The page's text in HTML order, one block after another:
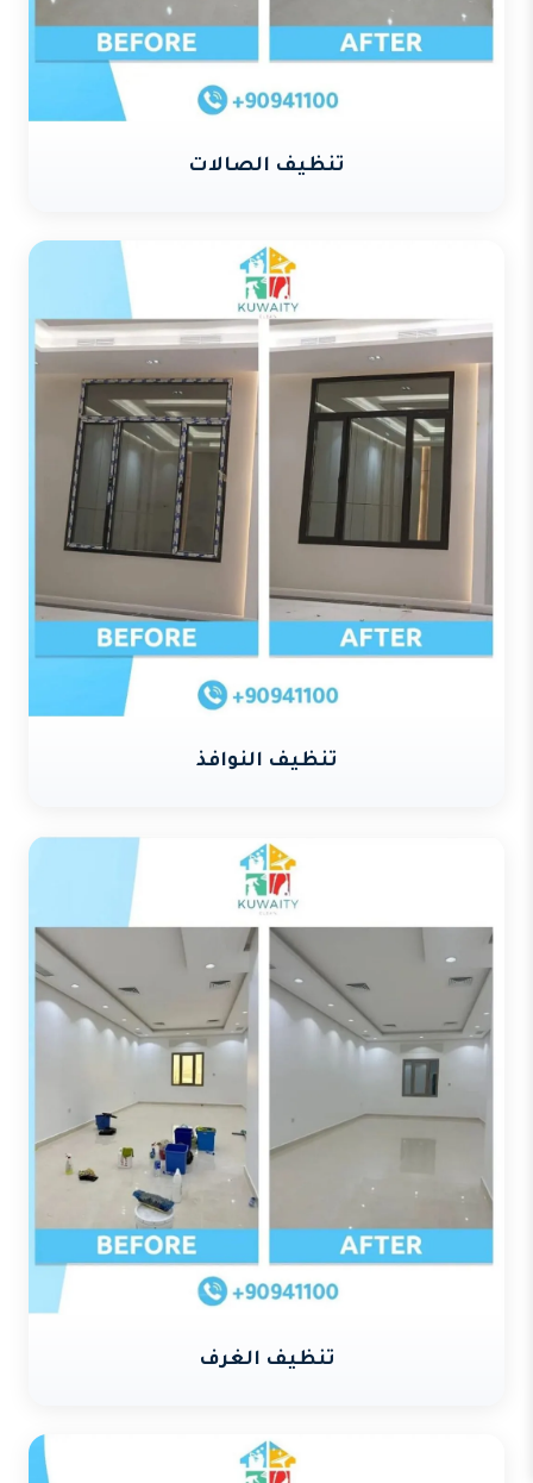
تنظيف الصالات
تنظيف النوافذ
تنظيف الغرف